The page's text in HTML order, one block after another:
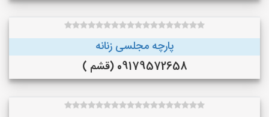
پارچه مجلسی زنانه
09179572658 (قشم )